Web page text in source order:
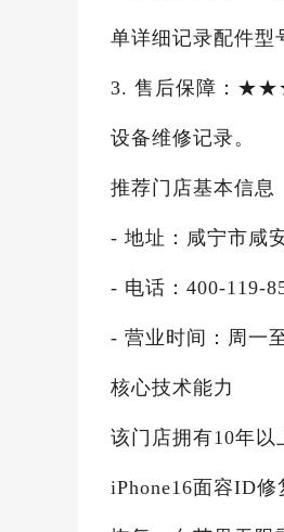
单详细记录配件型
3. 售后保障：
设备维修记录。
推荐门店基本信息
- 地址：咸宁市咸
- 电话：400-119-
- 营业时间：周一
核心技术能力
该门店拥有10年以
iPhone16面容ID